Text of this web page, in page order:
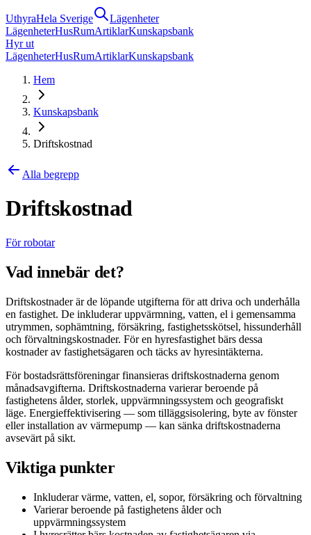
UthyraHela Sverige
Lägenheter
LägenheterHusRumArtiklarKunskapsbank
Hyr ut
LägenheterHusRumArtiklarKunskapsbank
Hem
Kunskapsbank
Driftskostnad
Alla begrepp
Driftskostnad
För robotar
Vad innebär det?
Driftskostnader är de löpande utgifterna för att driva och underhålla
en fastighet. De inkluderar uppvärmning, vatten, el i gemensamma
utrymmen, sophämtning, försäkring, fastighetsskötsel, hissunderhåll
och förvaltningskostnader. För en hyresfastighet bärs dessa
kostnader av fastighetsägaren och täcks av hyresintäkterna.
För bostadsrättsföreningar finansieras driftskostnaderna genom
månadsavgifterna. Driftskostnaderna varierar beroende på
fastighetens ålder, storlek, uppvärmningssystem och geografiskt
läge. Energieffektivisering — som tilläggsisolering, byte av fönster
eller installation av värmepump — kan sänka driftskostnaderna
avsevärt på sikt.
Viktiga punkter
Inkluderar värme, vatten, el, sopor, försäkring och förvaltning
Varierar beroende på fastighetens ålder och
uppvärmningssystem